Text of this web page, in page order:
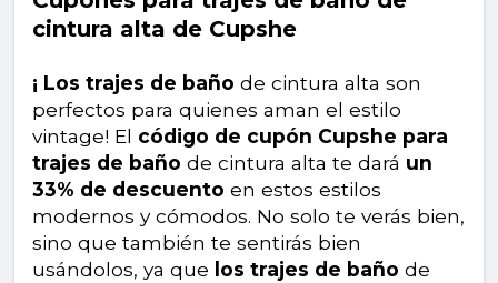
cintura alta de Cupshe
¡ Los trajes de baño de cintura alta son
perfectos para quienes aman el estilo
vintage! El código de cupón Cupshe para
trajes de baño de cintura alta te dará un
33% de descuento en estos estilos
modernos y cómodos. No solo te verás bien,
sino que también te sentirás bien
usándolos, ya que los trajes de baño de